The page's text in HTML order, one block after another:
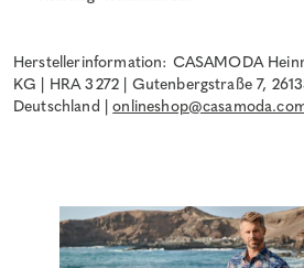
Herstellerinformation: CASAMODA
KG | HRA 3272 | Gutenbergstraße 7,
Deutschland |